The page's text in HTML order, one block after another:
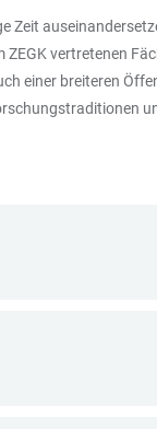
Zeit
vertretenen
einer breiteren